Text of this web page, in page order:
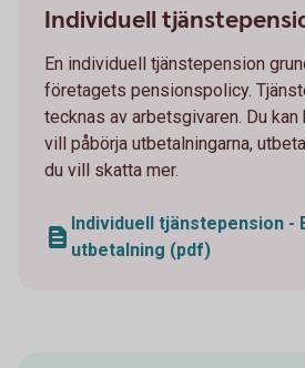
Individuell
En individuell tjänstepension
företagets pensionspolicy.
tecknas av arbetsgivaren. Du kan
vill påbörja utbetalningarna,
du vill skatta mer.
Individuell tjänstepension -
utbetalning (pdf)